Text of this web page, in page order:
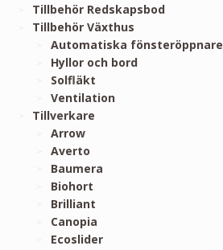
Tillbehör Redskapsbod
Tillbehör Växthus
Automatiska fönsteröppnare
Hyllor och bord
Solfläkt
Ventilation
Tillverkare
Arrow
Averto
Baumera
Biohort
Brilliant
Canopia
Ecoslider